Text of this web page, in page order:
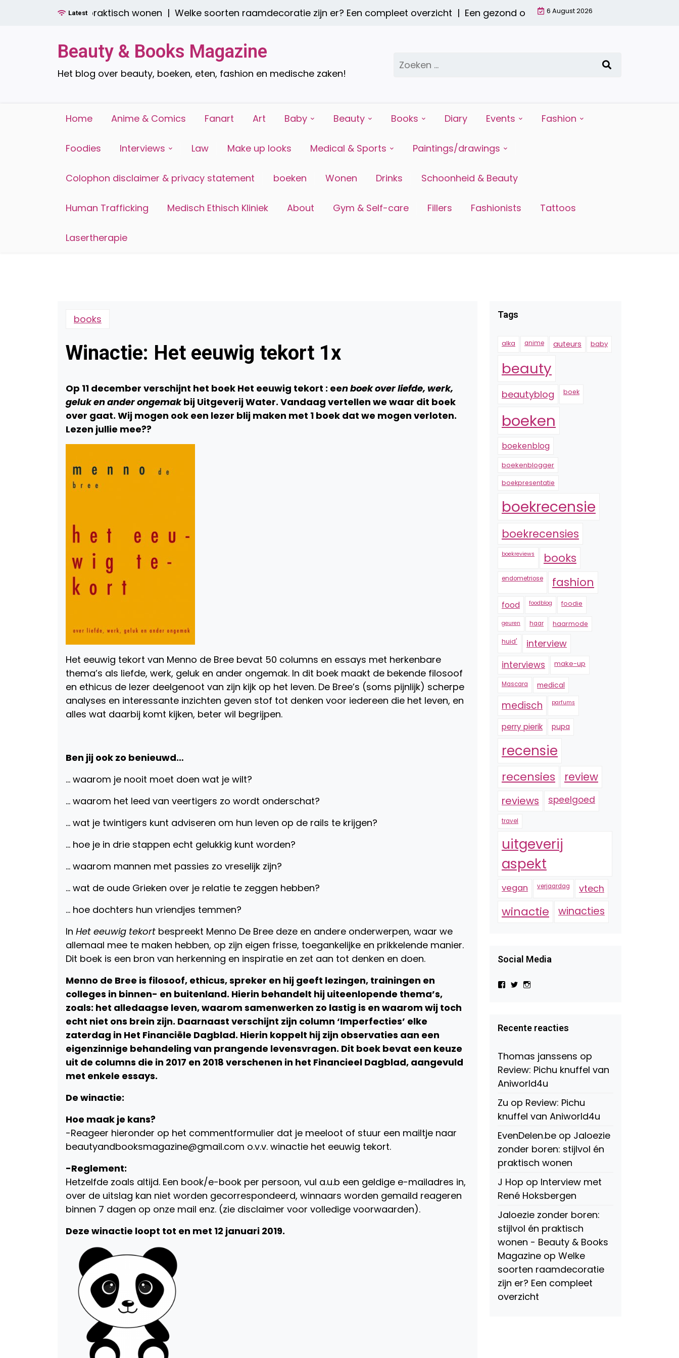
Latest
stijlvol én praktisch wonen |Welke soorten raamdecoratie zijn er? Een compleet overzicht |Een gezond ontbijt met een smoothie: waarom
6 August 2026
Beauty & Books Magazine
Het blog over beauty, boeken, eten, fashion en medische zaken!
Zoeken
naar:
Home Anime & Comics Fanart Art Baby Beauty Books Diary Events Fashion
Foodies Interviews Law Make up looks Medical & Sports Paintings/drawings
Colophon disclaimer & privacy statement boeken Wonen Drinks Schoonheid & Beauty
Human Trafficking Medisch Ethisch Kliniek About Gym & Self-care Fillers Fashionists Tattoos
Lasertherapie
books
Winactie: Het eeuwig tekort 1x
Op 11 december verschijnt het boek Het eeuwig tekort : een boek over liefde, werk,
geluk en ander ongemakbij Uitgeverij Water. Vandaag vertellen we waar dit boek
over gaat. Wij mogen ook een lezer blij maken met 1 boek dat we mogen verloten.
Lezen jullie mee??
Het eeuwig tekort van Menno de Bree bevat 50 columns en essays met herkenbare
thema’s als liefde, werk, geluk en ander ongemak. In dit boek maakt de bekende filosoof
en ethicus de lezer deelgenoot van zijn kijk op het leven. De Bree’s (soms pijnlijk) scherpe
analyses en interessante inzichten geven stof tot denken voor iedereen die het leven, en
alles wat daarbij komt kijken, beter wil begrijpen.
Ben jij ook zo benieuwd…
… waarom je nooit moet doen wat je wilt?
… waarom het leed van veertigers zo wordt onderschat?
… wat je twintigers kunt adviseren om hun leven op de rails te krijgen?
… hoe je in drie stappen echt gelukkig kunt worden?
… waarom mannen met passies zo vreselijk zijn?
… wat de oude Grieken over je relatie te zeggen hebben?
… hoe dochters hun vriendjes temmen?
In Het eeuwig tekort bespreekt Menno De Bree deze en andere onderwerpen, waar we
allemaal mee te maken hebben, op zijn eigen frisse, toegankelijke en prikkelende manier.
Dit boek is een bron van herkenning en inspiratie en zet aan tot denken en doen.
Menno de Bree is filosoof, ethicus, spreker en hij geeft lezingen, trainingen en
colleges in binnen- en buitenland. Hierin behandelt hij uiteenlopende thema’s,
zoals: het alledaagse leven, waarom samenwerken zo lastig is en waarom wij toch
echt niet ons brein zijn. Daarnaast verschijnt zijn column ‘Imperfecties’ elke
zaterdag in Het Financiële Dagblad. Hierin koppelt hij zijn observaties aan een
eigenzinnige behandeling van prangende levensvragen. Dit boek bevat een keuze
uit de columns die in 2017 en 2018 verschenen in het Financieel Dagblad, aangevuld
met enkele essays.
De winactie:
Hoe maak je kans?
-Reageer hieronder op het commentformulier dat je meeloot of stuur een mailtje naar
beautyandbooksmagazine@gmail.com o.v.v. winactie het eeuwig tekort.
-Reglement:
Hetzelfde zoals altijd. Een book/e-book per persoon, vul a.u.b een geldige e-mailadres in,
over de uitslag kan niet worden gecorrespondeerd, winnaars worden gemaild reageren
binnen 7 dagen op onze mail enz. (zie disclaimer voor volledige voorwaarden).
Deze winactie loopt tot en met 12 januari 2019.
Tags
alka anime auteurs baby
beauty
beautyblog boek
boeken
boekenblog
boekenblogger
boekpresentatie
boekrecensie
boekrecensies
boekreviews books
endometriose fashion
food foodblog foodie
geuren haar haarmode
huid' interview
interviews make-up
Mascara medical
medisch parfums
perry pierik pupa
recensie
recensies review
reviews speelgoed
travel
uitgeverij
aspekt
vegan verjaardag vtech
winactie winacties
Social Media
Bekijk
Beauty-
147775071915783/?
Facebook
Bekijk
op
Twitter
op
Instagram
Recente reacties
Thomas janssens op
Review: Pichu knuffel van
Aniworld4u
Zu op Review: Pichu
knuffel van Aniworld4u
EvenDelen.be op Jaloezie
zonder boren: stijlvol én
praktisch wonen
J Hop op Interview met
René Hoksbergen
Jaloezie zonder boren:
stijlvol én praktisch
wonen - Beauty & Books
Magazine op Welke
soorten raamdecoratie
zijn er? Een compleet
overzicht